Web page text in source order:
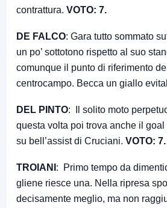
contrattura. VOTO: 7.
DE FALCO: Gara tutto sommato
un po’ sottotono rispetto al suo
comunque il punto di riferimento
centrocampo. Becca un giallo
DEL PINTO: Il solito moto
questa volta poi trova anche il
su bell’assist di Cruciani. VOTO: 7.
TROIANI : Primo tempo da
gliene riesce una. Nella ripresa
decisamente meglio, ma non